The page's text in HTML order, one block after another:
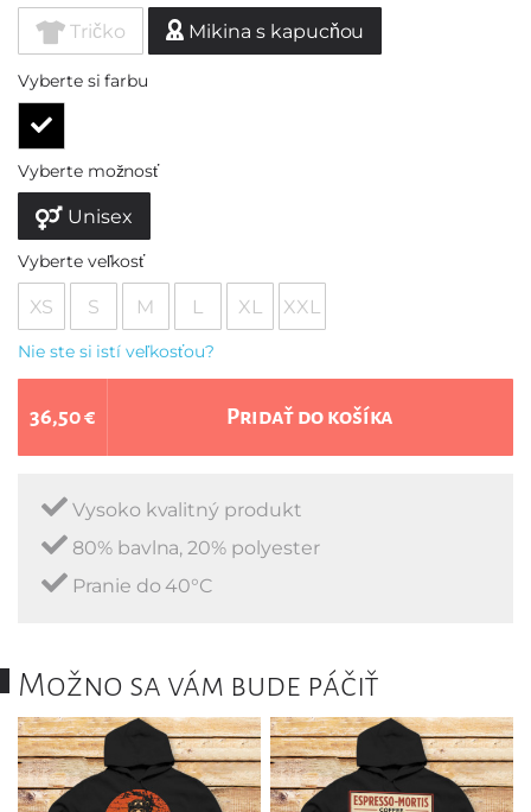
Tričko Mikina s kapucňou
Vyberte si farbu
Vyberte možnosť
Unisex
Vyberte veľkosť
XS S M L XL XXL
Nie ste si istí veľkosťou?
36,50 € Pridať do košíka
Vysoko kvalitný produkt
80% bavlna, 20% polyester
Pranie do 40°C
Možno sa vám bude páčiť